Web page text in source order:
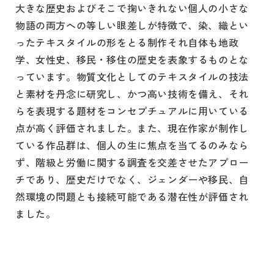
大きな歴史およびそこで掬いきれない個人の小さな
物語の両方への等しい眼差しが特徴で、染、織とい
ったテキスタイルの形をとる制作それ自体も地政
学、女性史、移民・移住の歴史を表象するものとな
っています。物質文化としてのテキスタイルの技法
と素材を丹念に研究し、かつ高い技術を備え、それ
らを表現する題材をコンセプチュアルに用いている
点が高く評価されました。また、現在作家が制作し
ている作品群は、個人の生に焦点を当てるのみなら
ず、階級と労働に関する調査を交差させたアプロー
チであり、歴史だけでなく、ジェンダーや移民、自
然環境の問題とも接続可能である潜在性が評価され
ました。